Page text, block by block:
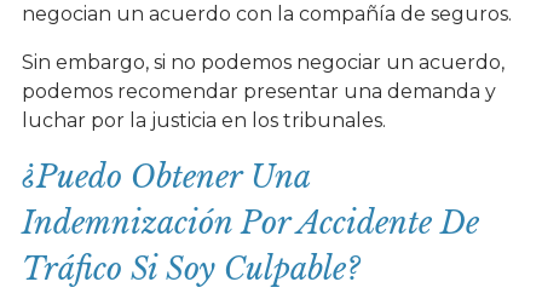
negocian un acuerdo con la compañía de seguros.
Sin embargo, si no podemos negociar un acuerdo,
podemos recomendar presentar una demanda y
luchar por la justicia en los tribunales.
¿Puedo Obtener Una
Indemnización Por Accidente De
Tráfico Si Soy Culpable?